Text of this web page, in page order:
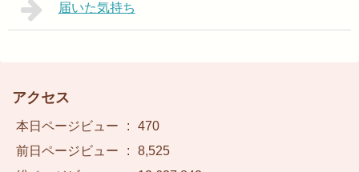
届いた気持ち
アクセス
本日ページビュー :
470
前日ページビュー
:
8,525